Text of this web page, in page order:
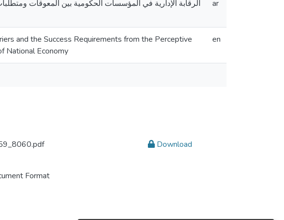
الرقابة الإدارية في المؤسسات الحكومية بين المعوقات
ar
and the Success Requirements from the Perceptive
National Economy
en
Format
Download